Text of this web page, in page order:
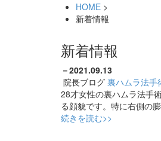
HOME >
新着情報
新着情報
－2021.09.13
院長ブログ 裏ハムラ法手
28才女性の裏ハムラ法手
る顔貌です。特に右側の
続きを読む>>